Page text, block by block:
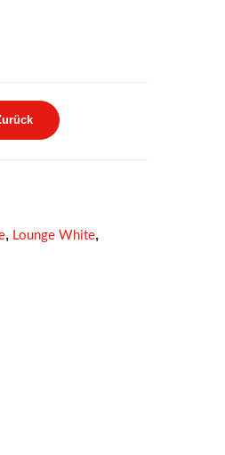
, Lounge White,